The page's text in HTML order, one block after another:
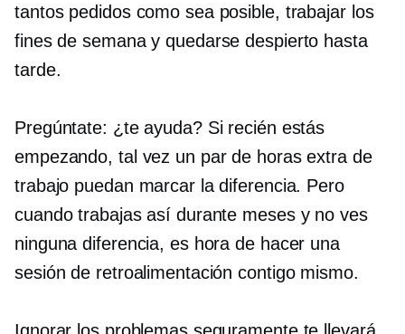
tantos pedidos como sea posible, trabajar los
fines de semana y quedarse despierto hasta
tarde.
Pregúntate: ¿te ayuda? Si recién estás
empezando, tal vez un par de horas extra de
trabajo puedan marcar la diferencia. Pero
cuando trabajas así durante meses y no ves
ninguna diferencia, es hora de hacer una
sesión de retroalimentación contigo mismo.